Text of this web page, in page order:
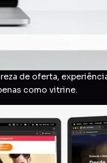
de oferta,
como vitrine.